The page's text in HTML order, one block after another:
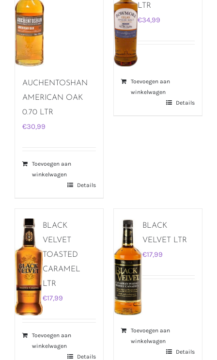
AUCHENTOSHAN
AMERICAN OAK
0.70 LTR
€30,99
Toevoegen aan
winkelwagen
Details
LTR
€34,99
Toevoegen aan
winkelwagen
Details
BLACK
VELVET
TOASTED
CARAMEL
LTR
€17,99
Toevoegen aan
winkelwagen
Details
BLACK
VELVET LTR
€17,99
Toevoegen aan
winkelwagen
Details